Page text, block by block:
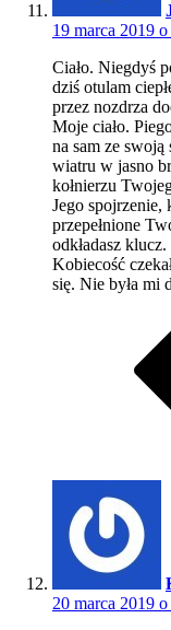
19 marca 2019
Ciało. Niegdyś
dziś otulam
przez nozdrza
Moje ciało.
na sam ze swoją
wiatru w jasno
kołnierzu
Jego spojrzenie,
przepełnione
odkładasz
Kobiecość
się. Nie była mi
20 marca 2019